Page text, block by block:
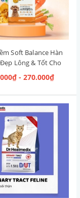
Soft Balance Hàn
Lông & Tốt Cho
Ruột 1.2kg [Cá Hồi,
Mọi Độ Tuổi]
- 270.000₫